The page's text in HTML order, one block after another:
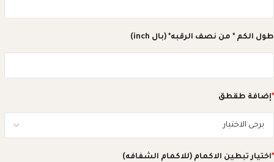
طول الكم * من نصف الرقبه* (بال inch)
*إضافة طقطق
*اختيار تبطين الاكمام (للاكمام الشفافه)